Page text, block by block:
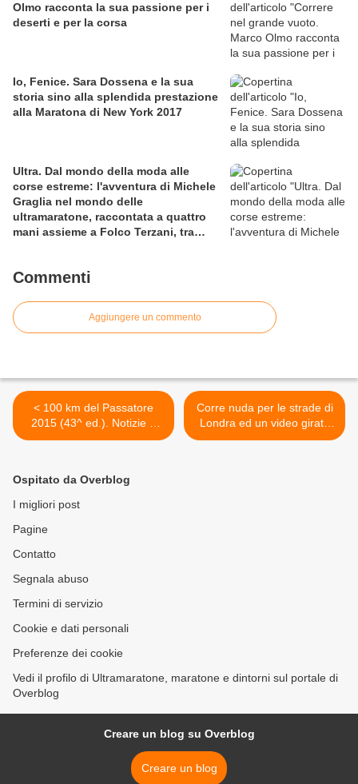
Olmo racconta la sua passione per i
deserti e per la corsa
Io, Fenice. Sara Dossena e la sua
storia sino alla splendida prestazione
alla Maratona di New York 2017
Ultra. Dal mondo della moda alle
corse estreme: l'avventura di Michele
Graglia nel mondo delle
ultramaratone, raccontata a quattro
mani assieme a Folco Terzani, tra
Commenti
Aggiungere un commento
< 100 km del Passatore
2015 (43^ ed.). Notizie e
spigolature dalla Newsletter
Corre nuda per le strade di
Londra ed un video girato
da un osservatore
Ospitato da Overblog
I migliori post
Pagine
Contatto
Segnala abuso
Termini di servizio
Cookie e dati personali
Preferenze dei cookie
Vedi il profilo di Ultramaratone, maratone e dintorni sul portale di
Overblog
Creare un blog su Overblog
Creare un blog